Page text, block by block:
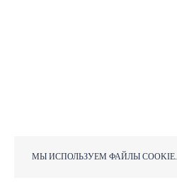
МЫ ИСПОЛЬЗУЕМ ФАЙЛЫ COOKIE.